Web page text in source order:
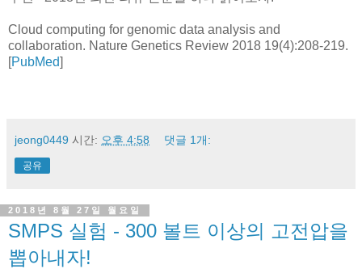
Cloud computing for genomic data analysis and
collaboration. Nature Genetics Review 2018 19(4):208-219.
[PubMed]
jeong0449 시간: 오후 4:58 댓글 1개:
공유
2018년 8월 27일 월요일
SMPS 실험 - 300 볼트 이상의 고전압을
뽑아내자!